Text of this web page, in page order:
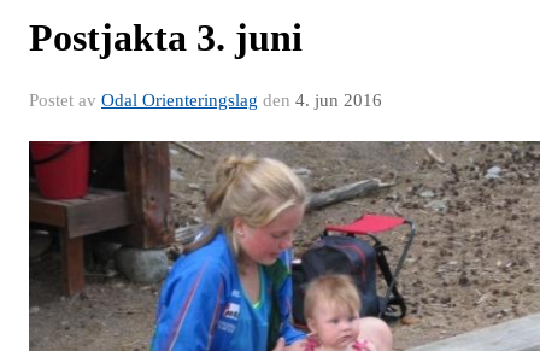
Postjakta 3. juni
Postet av Odal Orienteringslag den 4. jun 2016